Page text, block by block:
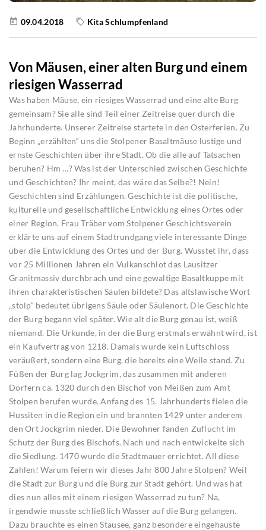
09.04.2018 Kita Schlumpfenland
Von Mäusen, einer alten Burg und einem
riesigen Wasserrad
Was haben Mäuse, ein riesiges Wasserrad und eine alte Burg
gemeinsam? Sie alle sind Teil einer Zeitreise quer durch die
Jahrhunderte. Unserer Zeitreise startete in den Osterferien. Zu
Beginn „erzählten“ uns die Stolpener Basaltmäuse lustige und
ernste Geschichten über ihre Stadt. Ob die alle auf Tatsachen
beruhen? Hm …? Was ist der Unterschied zwischen Geschichte
und Geschichten? Ihr meint, das wäre das Selbe?! Nein!
Geschichten sind Erzählungen. Geschichte ist die politische,
kulturelle und gesellschaftliche Entwicklung eines Ortes oder
einer Region. Frau Träber vom Stolpener Geschichtsverein
erklärte uns auf einem Stadtrundgang viele interessante Dinge
über die Entwicklung des Ortes und der Burg. Wusstet ihr, dass
vor 25 Millionen Jahren ein Vulkanschlot das Lausitzer
Granitmassiv durchbrach und eine gewaltige Basaltkuppe mit
ihren charakteristischen Säulen bildete? Das altslawische Wort
„stolp“ bedeutet übrigens Säule oder Säulenort. Die Geschichte
der Burg begann viel später. Wie alt die Burg genau ist, weiß
niemand. Die Urkunde, in der die Burg erstmals erwähnt wird, ist
ein Kaufvertrag von 1218. Damals wurde kein Luftschloss
veräußert, sondern eine Burg, die bereits eine Weile stand. Zu
Füßen der Burg lag Jockgrim, das zusammen mit anderen
Dörfern ca. 1320 durch den Bischof von Meißen zum Amt
Stolpen berufen wurde. Anfang des 15. Jahrhunderts fielen die
Hussiten in die Region ein und brannten 1429 unter anderem
den Ort Jockgrim nieder. Die Bewohner fanden Zuflucht im
Schutz der Burg des Bischofs. Nach und nach entwickelte sich
die Siedlung. 1470 wurde die Stadtmauer errichtet. All diese
Zahlen! Warum feiern wir dieses Jahr 800 Jahre Stolpen? Weil
die Stadt zur Burg und die Burg zur Stadt gehört. Und was hat
dies nun alles mit einem riesigen Wasserrad zu tun? Na,
irgendwie musste schließlich Wasser auf die Burg gelangen.
Dazu brauchte es einen Stausee, ganz besondere eingehauste